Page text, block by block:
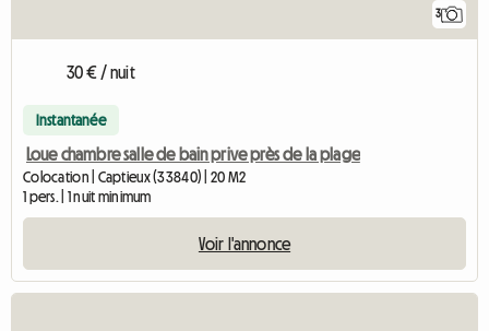
3
30 € / nuit
Instantanée
Loue chambre salle de bain prive près de la plage
Colocation | Captieux (33840) | 20 M2
1 pers. | 1 nuit minimum
Voir l'annonce